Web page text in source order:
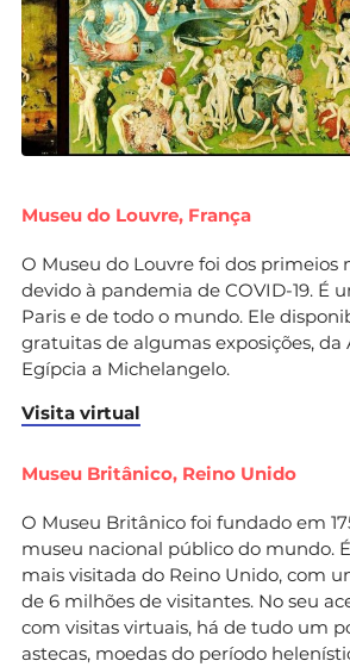
Museu do Louvre, França
O Museu do Louvre foi dos primeios
devido à pandemia de COVID-19. É
Paris e de todo o mundo. Ele
gratuitas de algumas exposições,
Egípcia a Michelangelo.
Visita virtual
Museu Britânico, Reino Unido
O Museu Britânico foi fundado em
museu nacional público do mundo.
mais visitada do Reino Unido, com
de 6 milhões de visitantes. No seu
com visitas virtuais, há de tudo um
astecas, moedas do período